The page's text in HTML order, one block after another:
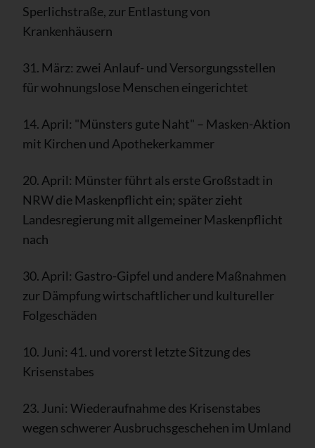
Sperlichstraße, zur Entlastung von
Krankenhäusern
31. März: zwei Anlauf- und Versorgungsstellen
für wohnungslose Menschen eingerichtet
14. April: "Münsters gute Naht" – Masken-Aktion
mit Kirchen und Apothekerkammer
20. April: Münster führt als erste Großstadt in
NRW die Maskenpflicht ein; später zieht
Landesregierung mit allgemeiner Maskenpflicht
nach
30. April: Gastro-Gipfel und andere Maßnahmen
zur Dämpfung wirtschaftlicher und kultureller
Folgeschäden
10. Juni: 41. und vorerst letzte Sitzung des
Krisenstabes
23. Juni: Wiederaufnahme des Krisenstabes
wegen schwerer Ausbruchsgeschehen im Umland